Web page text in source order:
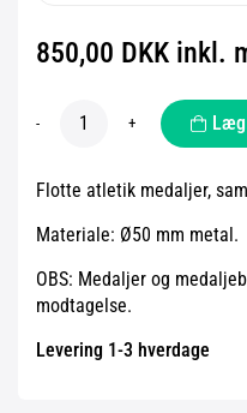
850,00 DKK inkl.
- +
Flotte atletik medaljer,
Materiale: Ø50 mm metal.
OBS: Medaljer og
modtagelse.
Levering 1-3 hverdage